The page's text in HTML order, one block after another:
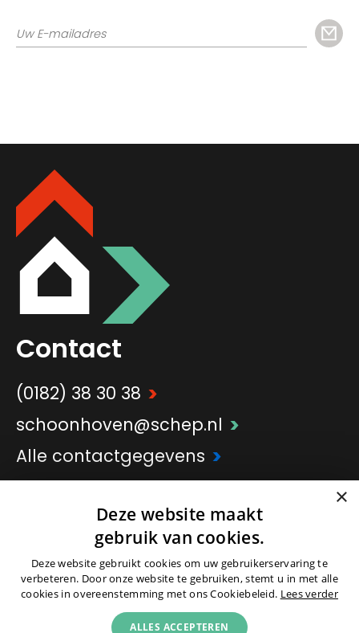
Contact
(0182) 38 30 38 >
schoonhoven@schep.nl >
Alle contactgegevens >
Onderdeel vanSchep Groep
×
Deze website maakt
gebruik van cookies.
Deze website gebruikt cookies om uw gebruikerservaring te
verbeteren. Door onze website te gebruiken, stemt u in met alle
cookies in overeenstemming met ons Cookiebeleid. Lees verder
ALLES ACCEPTEREN